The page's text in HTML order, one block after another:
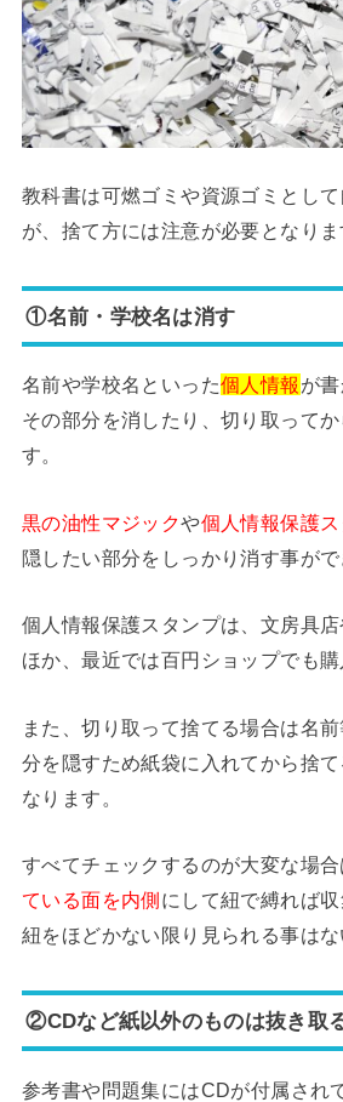
教科書は可燃ゴミや資源ゴミとし
が、捨て方には注意が必要となりま
①名前・学校名は消す
名前や学校名といった個人情報 が
その部分を消したり、切り取って
す。
黒の油性マジックや個人情報保護
隠したい部分をしっかり消す事がで
個人情報保護スタンプは、文房具
ほか、最近では百円ショップでも購
また、切り取って捨てる場合は名
分を隠すため紙袋に入れてから捨
なります。
すべてチェックするのが大変な場
ている面を内側にして紐で縛れば
紐をほどかない限り見られる事はな
②CDなど紙以外のものは抜き取
参考書や問題集にはCDが付属され